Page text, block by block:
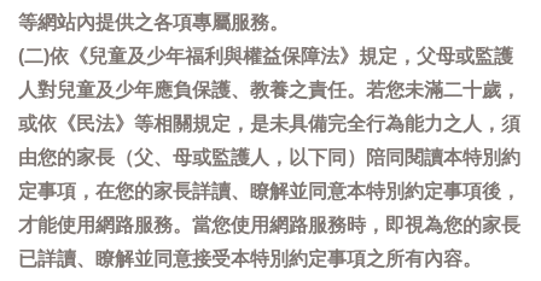
等網站內提供之各項專屬服務。
(二)依《兒童及少年福利與權益保障法》規定，父母或監護
人對兒童及少年應負保護、教養之責任。若您未滿二十歲，
或依《民法》等相關規定，是未具備完全行為能力之人，須
由您的家長（父、母或監護人，以下同）陪同閱讀本特別約
定事項，在您的家長詳讀、瞭解並同意本特別約定事項後，
才能使用網路服務。當您使用網路服務時，即視為您的家長
已詳讀、瞭解並同意接受本特別約定事項之所有內容。